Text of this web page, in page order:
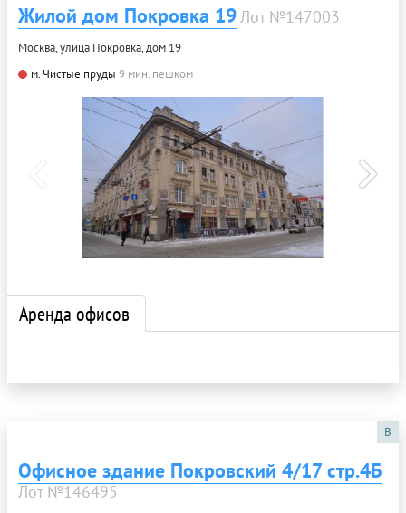
Жилой дом Покровка 19Лот №147003
Москва, улица Покровка, дом 19
м. Чистые пруды 9 мин. пешком
Аренда офисов
B
Офисное здание Покровский 4/17 стр.4Б
Лот №146495